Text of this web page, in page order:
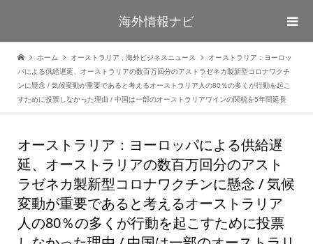
海外情報ナビ
ホーム オーストラリア 海外ビジネスニュース
オーストラリア：ヨーロッ
パによる供給遅延、オーストラリアの数百万回分のアストラゼネカ製新型コロナワクチ
ンに懸念 / 気候変動が重要であると考えるオーストラリア人の80％の多くが行動を起こ
すために投票しなかった理由 / 中国は一部のオーストラリアワインの関税を5年間延長
オーストラリア：ヨーロッパによる供給遅
延、オーストラリアの数百万回分のアスト
ラゼネカ製新型コロナワクチンに懸念 / 気候
変動が重要であると考えるオーストラリア
人の80％の多くが行動を起こすために投票